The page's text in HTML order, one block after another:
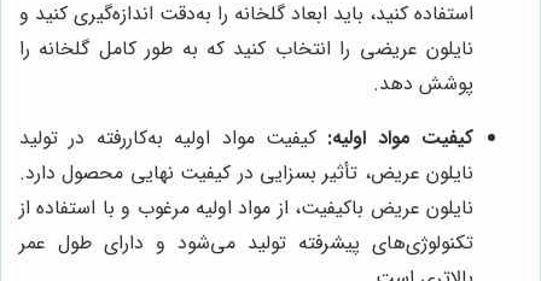
استفاده کنید، باید ابعاد گلخانه را به‌دقت اندازه‌گیری کنید و
نایلون عریضی را انتخاب کنید که به طور کامل گلخانه را
پوشش دهد.
کیفیت مواد اولیه: کیفیت مواد اولیه به‌کاررفته در تولید
نایلون عریض، تأثیر بسزایی در کیفیت نهایی محصول دارد.
نایلون عریض باکیفیت، از مواد اولیه مرغوب و با استفاده از
تکنولوژی‌های پیشرفته تولید می‌شود و دارای طول عمر